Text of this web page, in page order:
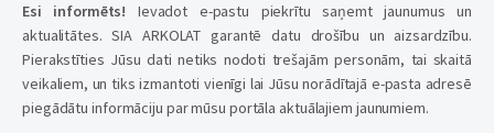
Esi informēts! Ievadot e-pastu piekrītu saņemt jaunumus un
aktualitātes. SIA ARKOLAT garantē datu drošību un aizsardzību.
Pierakstīties Jūsu dati netiks nodoti trešajām personām, tai skaitā
veikaliem, un tiks izmantoti vienīgi lai Jūsu norādītajā e-pasta adresē
piegādātu informāciju par mūsu portāla aktuālajiem jaunumiem.